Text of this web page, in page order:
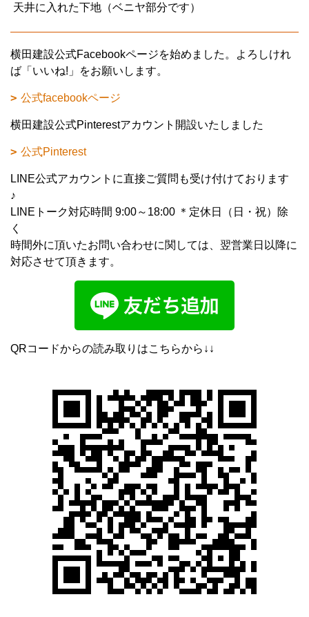
天井に入れた下地（ベニヤ部分です）
横田建設公式Facebookページを始めました。よろしけれ
ば「いいね!」をお願いします。
公式facebookページ
横田建設公式Pinterestアカウント開設いたしました
公式Pinterest
LINE公式アカウントに直接ご質問も受け付けております
♪
LINEトーク対応時間 9:00～18:00 ＊定休日（日・祝）除
く
時間外に頂いたお問い合わせに関しては、翌営業日以降に
対応させて頂きます。
QRコードからの読み取りはこちらから↓↓